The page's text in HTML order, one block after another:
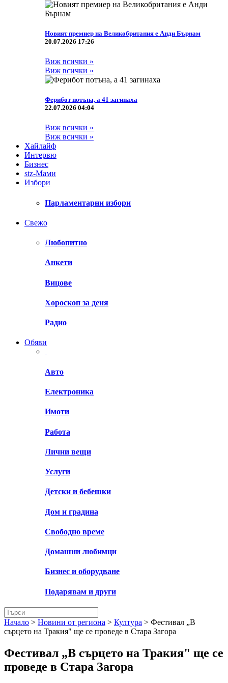
Новият премиер на Великобритания е Анди Бърнам
20.07.2026 17:26
Виж всички »
Виж всички »
Ферибот потъна, а 41 загинаха
22.07.2026 04:04
Виж всички »
Виж всички »
Хайлайф
Интервю
Бизнес
stz-Мами
Избори
Парламентарни избори
Свежо
Любопитно
Анкети
Вицове
Хороскоп за деня
Радио
Обяви
Авто
Електроника
Имоти
Работа
Лични вещи
Услуги
Детски и бебешки
Дом и градина
Свободно време
Домашни любимци
Бизнес и оборудване
Подарявам и други
Начало > Новини от региона > Култура > Фестивал „В
сърцето на Тракия" ще се проведе в Стара Загора
Фестивал „В сърцето на Тракия" ще се
проведе в Стара Загора